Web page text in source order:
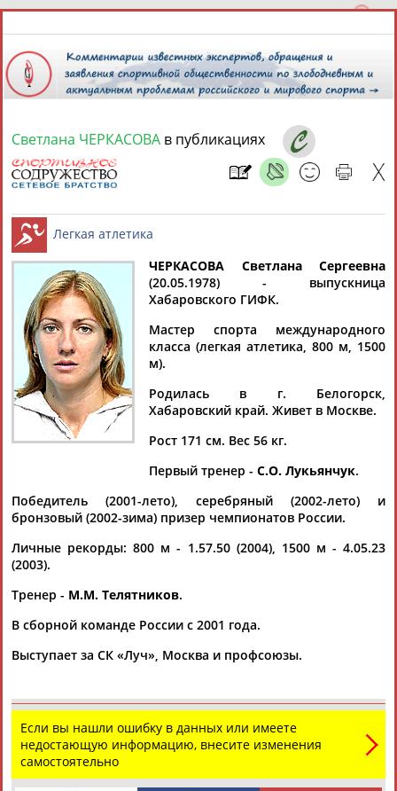
8 августа 2026 года,
СПОРТСМЕНЫ, ТРЕНЕРЫ И СПЕЦИАЛИСТЫ
Найдено: 1персона Расширенный поиск
Светлана
ЧЕРКАСОВА
Ваш запрос: "Светлана ЧЕРКАСОВА"
Олимпийские чемпионы легкоатлеты Сильнов и Антюх
дисквалифицированы на четыре года
...вместе с ней были дисквалифицированы Гульфия
Татьяна Томашова, Юлия...
07.04.2021
ТАБЛО АКТИВНОСТИ
Светлана ЧЕРКАСОВА в публикациях
Легкая атлетика
ЧЕРКАСОВА Светлана Сергеевна
(20.05.1978) - выпускница
Хабаровского ГИФК.
Мастер спорта международного
класса (легкая атлетика, 800 м, 1500
м).
Родилась в г. Белогорск,
Хабаровский край. Живет в Москве.
Рост 171 см. Вес 56 кг.
Первый тренер - С.О. Лукьянчук.
Победитель (2001-лето), серебряный (2002-лето) и
бронзовый (2002-зима) призер чемпионатов России.
Личные рекорды: 800 м - 1.57.50 (2004), 1500 м - 4.05.23
(2003).
Тренер - М.М. Телятников.
В сборной команде России с 2001 года.
Выступает за СК «Луч», Москва и профсоюзы.
Если вы нашли ошибку в данных или имеете
недостающую информацию, внесите изменения
самостоятельно